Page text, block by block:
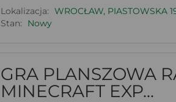
Lokalizacja: WROCŁAW, PIASTOWSKA
Stan:
Nowy
GRA PLANSZOWA
MINECRAFT EXP...